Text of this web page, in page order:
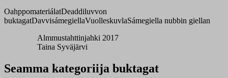
OahppomateriálatDeaddiluvvon
buktagatDavvisámegiellaVuolleskuvlaSámegiella nubbin giellan
Almmustahttinjahki 2017
Taina Syväjärvi
Seamma kategoriija buktagat